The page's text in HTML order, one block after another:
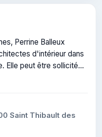
Perrine Balleux
d'intérieur dans
Elle peut être sollicitée
Saint Thibault des